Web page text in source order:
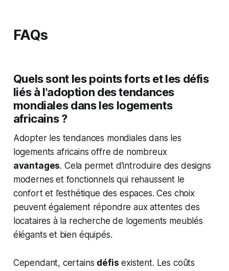
FAQs
Quels sont les points forts et les défis
liés à l'adoption des tendances
mondiales dans les logements
africains ?
Adopter les tendances mondiales dans les
logements africains offre de nombreux
avantages. Cela permet d’introduire des designs
modernes et fonctionnels qui rehaussent le
confort et l’esthétique des espaces. Ces choix
peuvent également répondre aux attentes des
locataires à la recherche de logements meublés
élégants et bien équipés.
Cependant, certains défis existent. Les coûts